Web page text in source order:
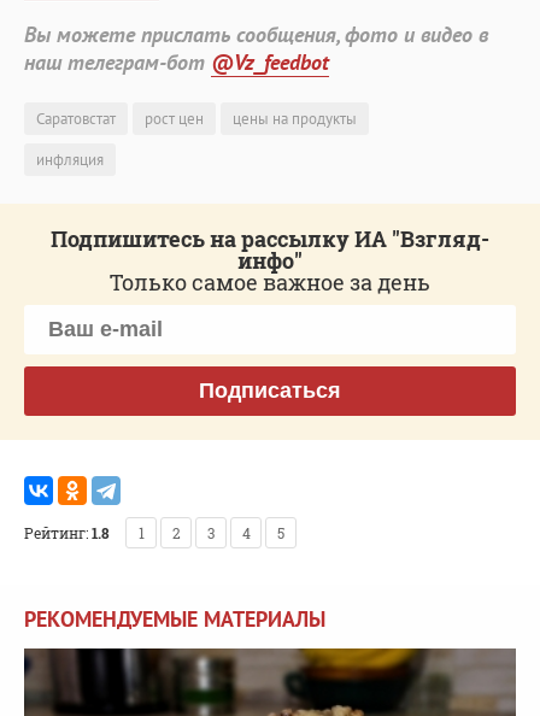
Вы можете прислать сообщения, фото и видео в
наш телеграм-бот @Vz_feedbot
Саратовстат рост цен
цены на продукты
инфляция
Подпишитесь на рассылку ИА "Взгляд-
инфо"
Только самое важное за день
Подписаться
Рейтинг:1.8 1 2 3 4 5
РЕКОМЕНДУЕМЫЕ МАТЕРИАЛЫ